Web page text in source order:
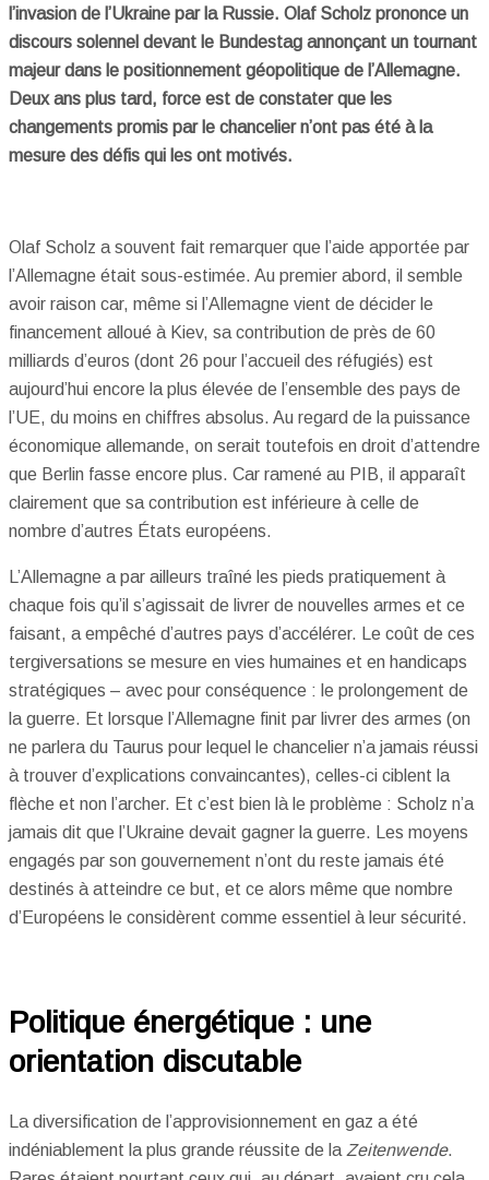
l’invasion de l’Ukraine par la Russie. Olaf Scholz prononce un
discours solennel devant le Bundestag annonçant un tournant
majeur dans le positionnement géopolitique de l’Allemagne.
Deux ans plus tard, force est de constater que les
changements promis par le chancelier n’ont pas été à la
mesure des défis qui les ont motivés.
Olaf Scholz a souvent fait remarquer que l’aide apportée par
l’Allemagne était sous-estimée. Au premier abord, il semble
avoir raison car, même si l’Allemagne vient de décider le
financement alloué à Kiev, sa contribution de près de 60
milliards d’euros (dont 26 pour l’accueil des réfugiés) est
aujourd’hui encore la plus élevée de l’ensemble des pays de
l’UE, du moins en chiffres absolus. Au regard de la puissance
économique allemande, on serait toutefois en droit d’attendre
que Berlin fasse encore plus. Car ramené au PIB, il apparaît
clairement que sa contribution est inférieure à celle de
nombre d’autres États européens.
L’Allemagne a par ailleurs traîné les pieds pratiquement à
chaque fois qu’il s’agissait de livrer de nouvelles armes et ce
faisant, a empêché d’autres pays d’accélérer. Le coût de ces
tergiversations se mesure en vies humaines et en handicaps
stratégiques – avec pour conséquence : le prolongement de
la guerre. Et lorsque l’Allemagne finit par livrer des armes (on
ne parlera du Taurus pour lequel le chancelier n’a jamais réussi
à trouver d’explications convaincantes), celles-ci ciblent la
flèche et non l’archer. Et c’est bien là le problème : Scholz n’a
jamais dit que l’Ukraine devait gagner la guerre. Les moyens
engagés par son gouvernement n’ont du reste jamais été
destinés à atteindre ce but, et ce alors même que nombre
d’Européens le considèrent comme essentiel à leur sécurité.
Politique énergétique : une
orientation discutable
La diversification de l’approvisionnement en gaz a été
indéniablement la plus grande réussite de la Zeitenwende.